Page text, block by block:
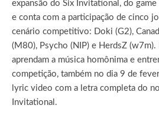
expansão do Six Invitational, do
e conta com a participação de cinco
cenário competitivo: Doki (G2),
(M80), Psycho (NIP) e HerdsZ (w7m).
aprendam a música homônima e
competição, também no dia 9 de
lyric video com a letra completa do
Invitational.